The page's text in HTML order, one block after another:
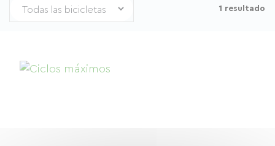
1 resultado